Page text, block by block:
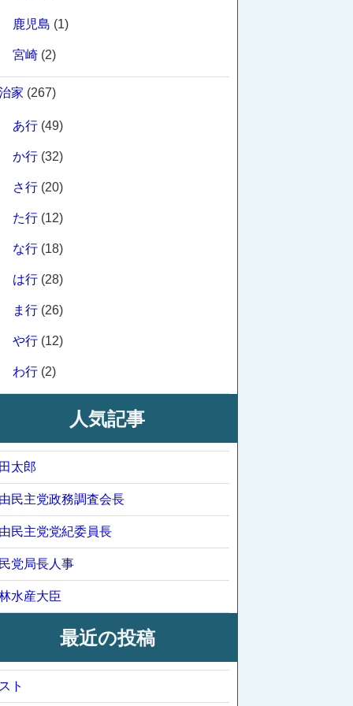
鹿児島 (1)
宮崎(2)
家 (267)
あ行(49)
か行(32)
さ行(20)
た行(12)
な行(18)
は行(28)
ま行(26)
や行(12)
わ行(2)
人気記事
太郎
民主党政務調査会長
民主党党紀委員長
党局長人事
水産大臣
最近の投稿
ト